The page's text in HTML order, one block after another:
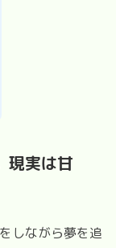
現実は甘
しながら夢を追